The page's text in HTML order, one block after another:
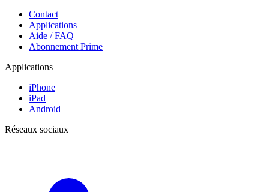
Contact
Applications
Aide / FAQ
Abonnement Prime
Applications
iPhone
iPad
Android
Réseaux sociaux